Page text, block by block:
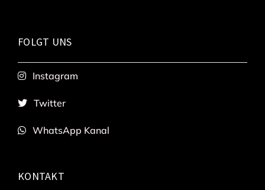
FOLGT UNS
Instagram
Twitter
WhatsApp Kanal
KONTAKT